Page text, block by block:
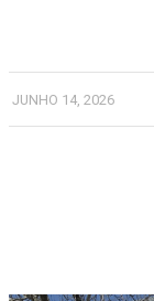
JUNHO 14, 2026